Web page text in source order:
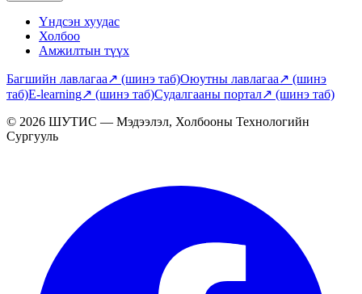
Үндсэн хуудас
Холбоо
Амжилтын түүх
Багшийн лавлагаа↗ (шинэ таб)Оюутны лавлагаа↗ (шинэ
таб)E-learning↗ (шинэ таб)Судалгааны портал↗ (шинэ таб)
© 2026 ШУТИС — Мэдээлэл, Холбооны Технологийн
Сургууль